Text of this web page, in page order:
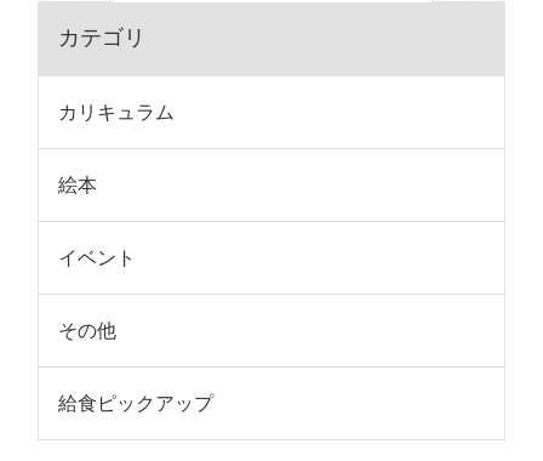
カテゴリ
カリキュラム
絵本
イベント
その他
給食ピックアップ